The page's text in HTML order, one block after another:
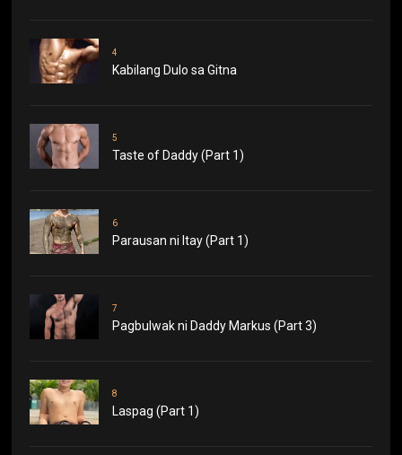
4
Kabilang Dulo sa Gitna
5
Taste of Daddy (Part 1)
6
Parausan ni Itay (Part 1)
7
Pagbulwak ni Daddy Markus (Part 3)
8
Laspag (Part 1)